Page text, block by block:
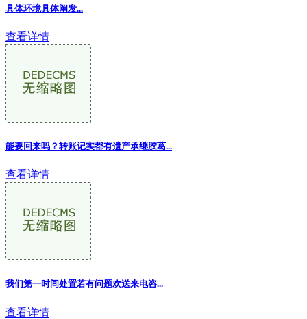
具体环境具体阐发...
查看详情
能要回来吗？转账记实都有遗产承继胶葛...
查看详情
我们第一时间处置若有问题欢送来电咨...
查看详情